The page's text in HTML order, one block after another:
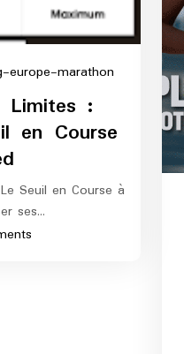
europe-marathon
europe-
marathon
Limites :
en Course
Seuil en Course à
ses…